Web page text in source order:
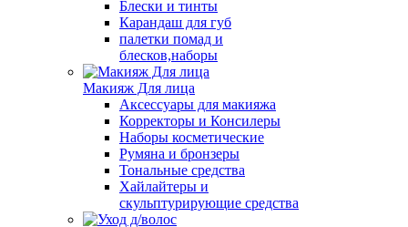
Блески и тинты
Карандаш для губ
палетки помад и
блесков,наборы
Макияж Для лица
Аксессуары для макияжа
Корректоры и Консилеры
Наборы косметические
Румяна и бронзеры
Тональные средства
Хайлайтеры и
скульптурирующие средства